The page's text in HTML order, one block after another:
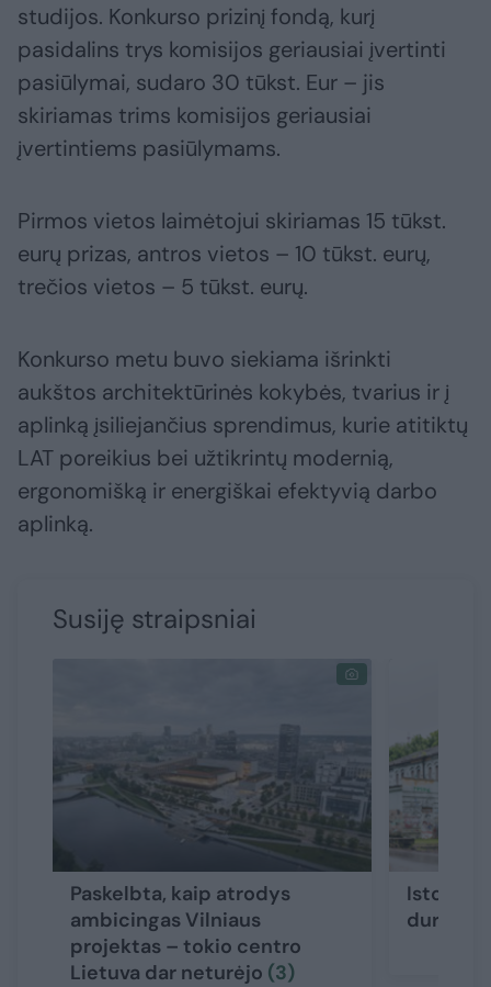
studijos. Konkurso prizinį fondą, kurį
pasidalins trys komisijos geriausiai įvertinti
pasiūlymai, sudaro 30 tūkst. Eur – jis
skiriamas trims komisijos geriausiai
įvertintiems pasiūlymams.
Pirmos vietos laimėtojui skiriamas 15 tūkst.
eurų prizas, antros vietos – 10 tūkst. eurų,
trečios vietos – 5 tūkst. eurų.
Konkurso metu buvo siekiama išrinkti
aukštos architektūrinės kokybės, tvarius ir į
aplinką įsiliejančius sprendimus, kurie atitiktų
LAT poreikius bei užtikrintų modernią,
ergonomišką ir energiškai efektyvią darbo
aplinką.
Susiję straipsniai
Paskelbta, kaip atrodys
ambicingas Vilniaus
projektas – tokio centro
Lietuva dar neturėjo (3)
Istorinio
duris